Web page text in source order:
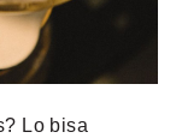
Lo bisa